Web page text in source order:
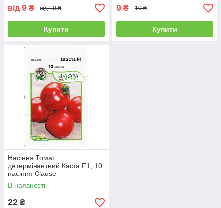
від 9 ₴ від 10 ₴
Купити
9 ₴ 10 ₴
Купити
Насіння Томат
детермінантний Каста F1, 10
насіння Clause
В наявності
22 ₴